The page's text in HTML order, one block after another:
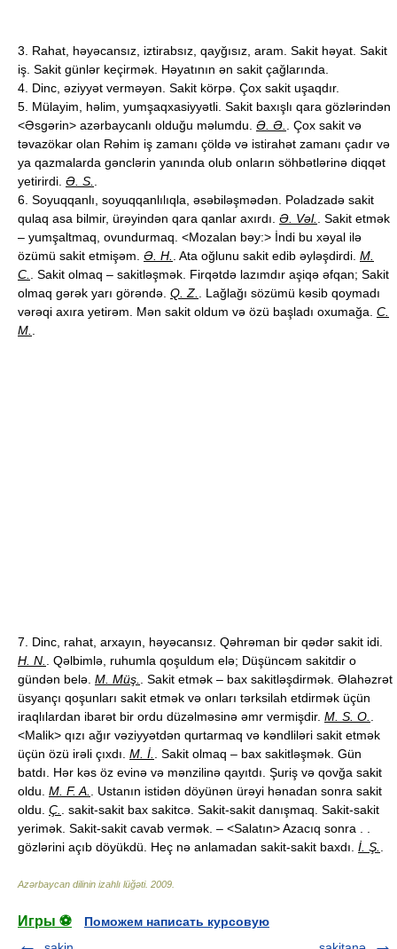
3. Rahat, həyəcansız, iztirabsız, qayğısız, aram. Sakit həyat. Sakit
iş. Sakit günlər keçirmək. Həyatının ən sakit çağlarında.
4. Dinc, əziyyət verməyən. Sakit körpə. Çox sakit uşaqdır.
5. Mülayim, həlim, yumşaqxasiyyətli. Sakit baxışlı qara gözlərindən
<Əsgərin> azərbaycanlı olduğu məlumdu. Ə. Ə.
. Çox sakit və
təvazökar olan Rəhim iş zamanı çöldə və istirahət zamanı çadır və
ya qazmalarda gənclərin yanında olub onların söhbətlərinə diqqət
yetirirdi. Ə. S.
6. Soyuqqanlı, soyuqqanlılıqla, əsəbiləşmədən. Poladzadə sakit
qulaq asa bilmir, ürəyindən qara qanlar axırdı. Ə. Vəl.
. Sakit etmək
– yumşaltmaq, ovundurmaq. <Mozalan bəy:> İndi bu xəyal ilə
özümü sakit etmişəm. Ə. H. . Ata oğlunu sakit edib əyləşdirdi. M.
C.
. Sakit olmaq – sakitləşmək. Firqətdə lazımdır aşiqə əfqan; Sakit
olmaq gərək yarı görəndə. Q. Z.
. Lağlağı sözümü kəsib qoymadı
vərəqi axıra yetirəm. Mən sakit oldum və özü başladı oxumağa. C.
M.
7. Dinc, rahat, arxayın, həyəcansız. Qəhrəman bir qədər sakit idi.
H. N.
. Qəlbimlə, ruhumla qoşuldum elə; Düşüncəm sakitdir o
gündən belə. M. Müş.
. Sakit etmək – bax sakitləşdirmək. Əlahəzrət
üsyançı qoşunları sakit etmək və onları tərksilah etdirmək üçün
iraqlılardan ibarət bir ordu düzəlməsinə əmr vermişdir. M. S. O.
<Malik> qızı ağır vəziyyətdən qurtarmaq və kəndliləri sakit etmək
üçün özü irəli çıxdı. M. İ.
. Sakit olmaq – bax sakitləşmək. Gün
batdı. Hər kəs öz evinə və mənzilinə qayıtdı. Şuriş və qovğa sakit
oldu. M. F. A.
. Ustanın istidən döyünən ürəyi hənadan sonra sakit
oldu. Ç.
. sakit-sakit bax sakitcə. Sakit-sakit danışmaq. Sakit-sakit
yerimək. Sakit-sakit cavab vermək. – <Salatın> Azacıq sonra . .
gözlərini açıb döyükdü. Heç nə anlamadan sakit-sakit baxdı. İ. Ş.
Azərbaycan dilinin izahlı lüğəti. 2009
Игры ⚽
Поможем написать курсовую